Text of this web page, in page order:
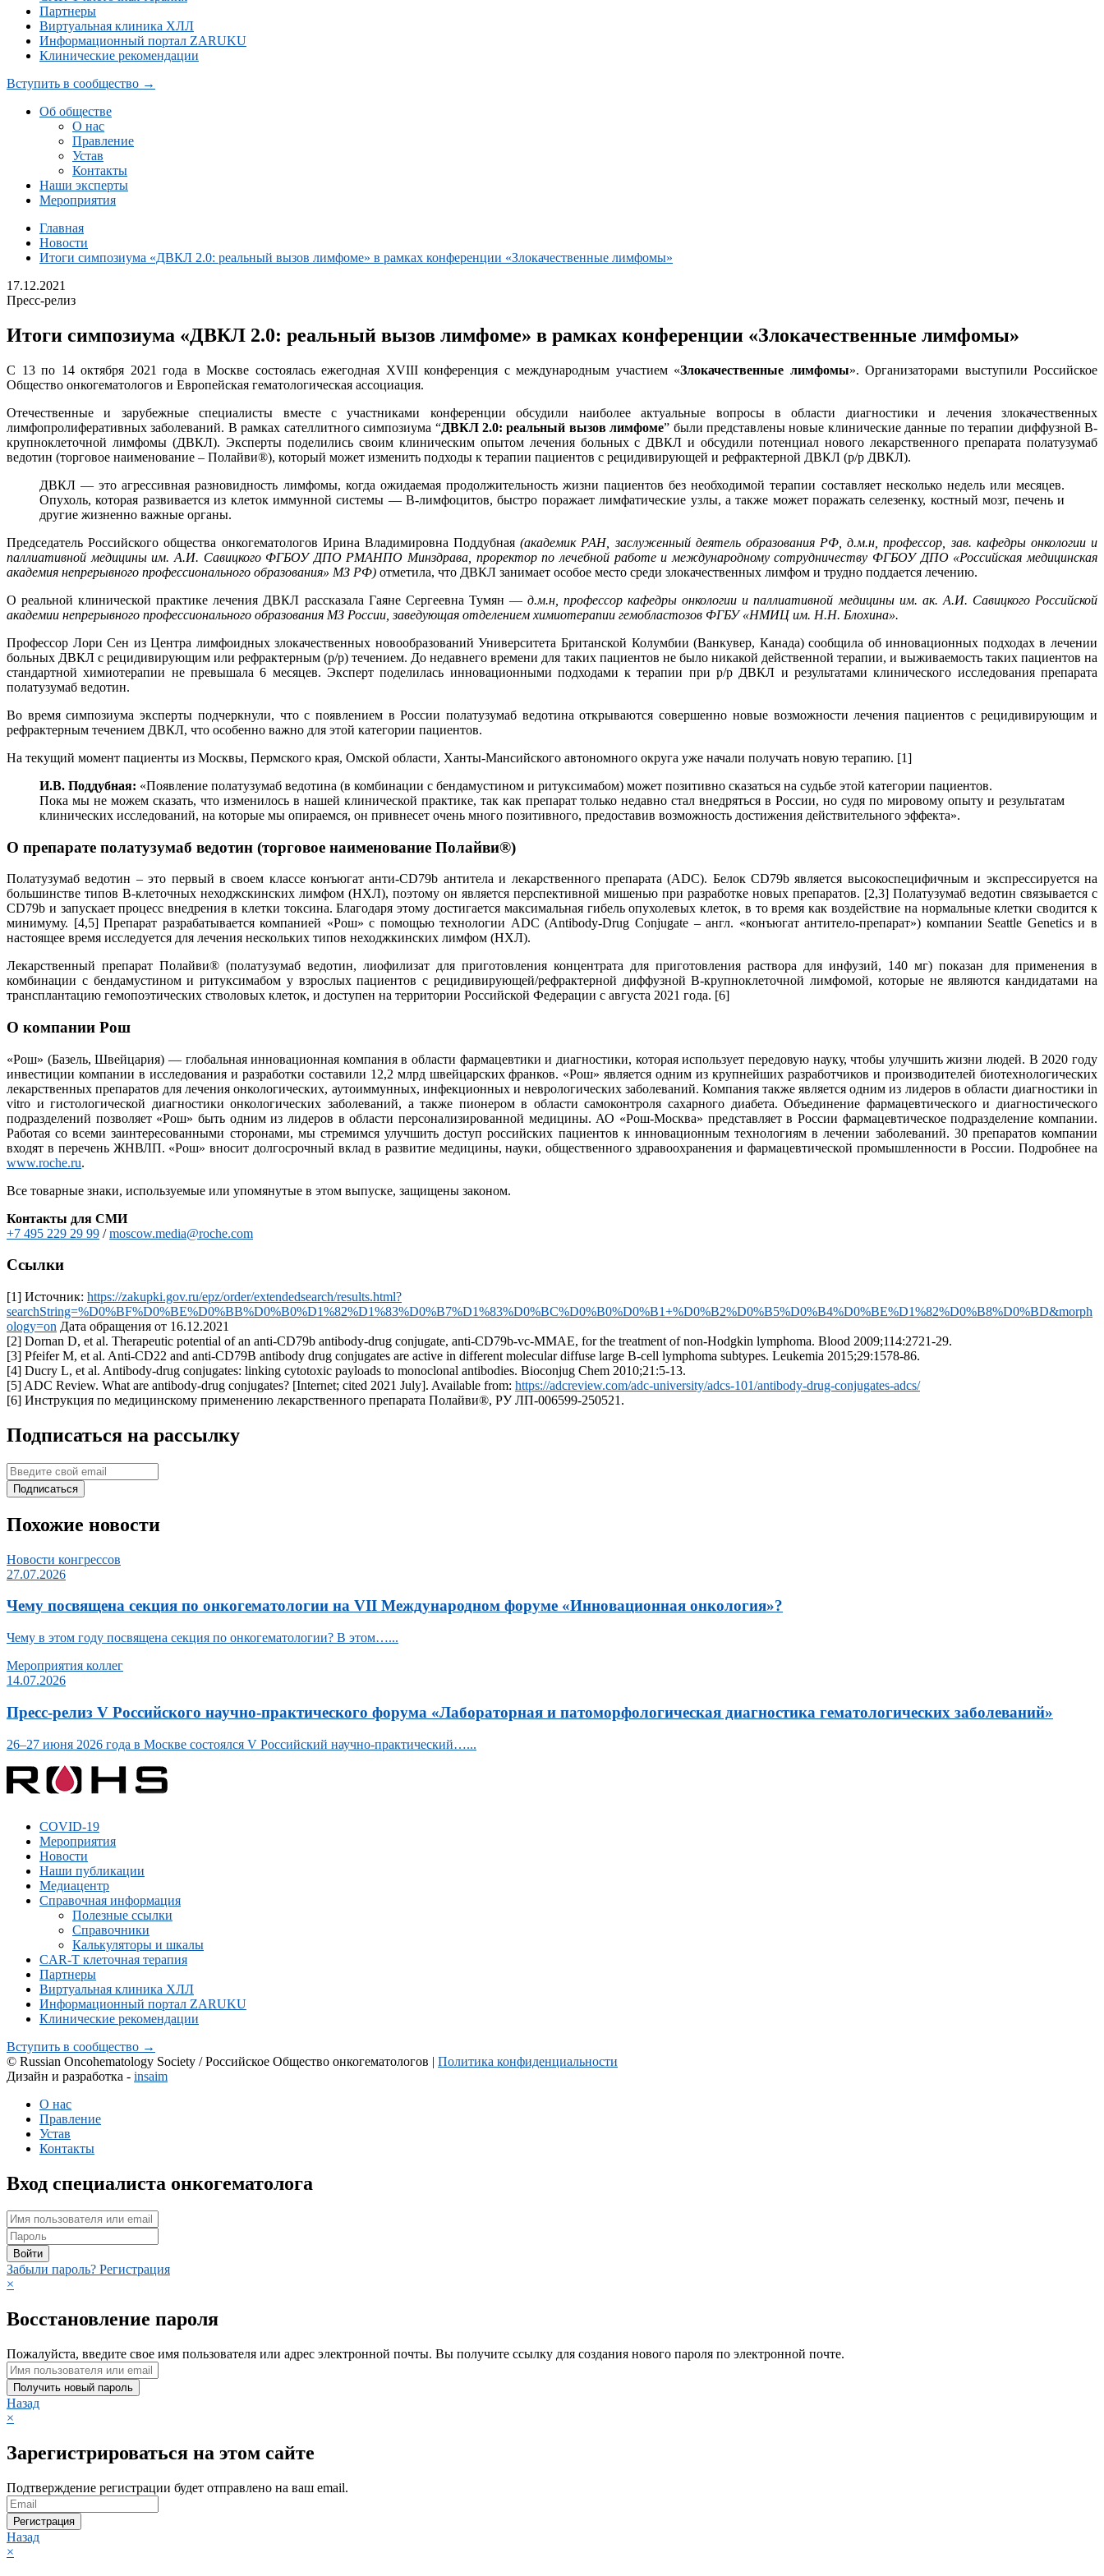
Партнеры
Виртуальная клиника ХЛЛ
Информационный портал ZARUKU
Клинические рекомендации
Вступить в сообщество →
Об обществе
О нас
Правление
Устав
Контакты
Наши эксперты
Мероприятия
Главная
Новости
Итоги симпозиума «ДВКЛ 2.0: реальный вызов лимфоме» в рамках конференции «Злокачественные лимфомы»
17.12.2021
Пресс-релиз
Итоги симпозиума «ДВКЛ 2.0: реальный вызов лимфоме» в рамках конференции «Злокачественные лимфомы»
С 13 по 14 октября 2021 года в Москве состоялась ежегодная XVIII конференция с международным участием «Злокачественные лимфомы». Организаторами выступили Российское
Общество онкогематологов и Европейская гематологическая ассоциация.
Отечественные и зарубежные специалисты вместе с участниками конференции обсудили наиболее актуальные вопросы в области диагностики и лечения злокачественных
лимфопролиферативных заболеваний. В рамках сателлитного симпозиума “ДВКЛ 2.0: реальный вызов лимфоме” были представлены новые клинические данные по терапии диффузной В-
крупноклеточной лимфомы (ДВКЛ). Эксперты поделились своим клиническим опытом лечения больных с ДВКЛ и обсудили потенциал нового лекарственного препарата полатузумаб
ведотин (торговое наименование – Полайви®), который может изменить подходы к терапии пациентов с рецидивирующей и рефрактерной ДВКЛ (р/р ДВКЛ).
ДВКЛ — это агрессивная разновидность лимфомы, когда ожидаемая продолжительность жизни пациентов без необходимой терапии составляет несколько недель или месяцев.
Опухоль, которая развивается из клеток иммунной системы — B-лимфоцитов, быстро поражает лимфатические узлы, а также может поражать селезенку, костный мозг, печень и
другие жизненно важные органы.
Председатель Российского общества онкогематологов Ирина Владимировна Поддубная(академик РАН, заслуженный деятель образования РФ, д.м.н, профессор, зав. кафедры онкологии и
паллиативной медицины им. А.И. Савицкого ФГБОУ ДПО РМАНПО Минздрава, проректор по лечебной работе и международному сотрудничеству ФГБОУ ДПО «Российская медицинская
академия непрерывного профессионального образования» МЗ РФ) отметила, что ДВКЛ занимает особое место среди злокачественных лимфом и трудно поддается лечению.
О реальной клинической практике лечения ДВКЛ рассказала Гаяне Сергеевна Тумян — д.м.н, профессор кафедры онкологии и паллиативной медицины им. ак. А.И. Савицкого Российской
академии непрерывного профессионального образования МЗ России, заведующая отделением химиотерапии гемобластозов ФГБУ «НМИЦ им. Н.Н. Блохина».
Профессор Лори Сен из Центра лимфоидных злокачественных новообразований Университета Британской Колумбии (Ванкувер, Канада) сообщила об инновационных подходах в лечении
больных ДВКЛ с рецидивирующим или рефрактерным (р/р) течением. До недавнего времени для таких пациентов не было никакой действенной терапии, и выживаемость таких пациентов на
стандартной химиотерапии не превышала 6 месяцев. Эксперт поделилась инновационными подходами к терапии при р/р ДВКЛ и результатами клинического исследования препарата
полатузумаб ведотин.
Во время симпозиума эксперты подчеркнули, что с появлением в России полатузумаб ведотина открываются совершенно новые возможности лечения пациентов с рецидивирующим и
рефрактерным течением ДВКЛ, что особенно важно для этой категории пациентов.
На текущий момент пациенты из Москвы, Пермского края, Омской области, Ханты-Мансийского автономного округа уже начали получать новую терапию. [1]
И.В. Поддубная: «Появление полатузумаб ведотина (в комбинации с бендамустином и ритуксимабом) может позитивно сказаться на судьбе этой категории пациентов.
Пока мы не можем сказать, что изменилось в нашей клинической практике, так как препарат только недавно стал внедряться в России, но судя по мировому опыту и результатам
клинических исследований, на которые мы опираемся, он привнесет очень много позитивного, предоставив возможность достижения действительного эффекта».
О препарате полатузумаб ведотин (торговое наименование Полайви®)
Полатузумаб ведотин – это первый в своем классе конъюгат анти-CD79b антитела и лекарственного препарата (ADC). Белок CD79b является высокоспецифичным и экспрессируется на
большинстве типов B-клеточных неходжскинских лимфом (НХЛ), поэтому он является перспективной мишенью при разработке новых препаратов. [2,3] Полатузумаб ведотин связывается с
CD79b и запускает процесс внедрения в клетки токсина. Благодаря этому достигается максимальная гибель опухолевых клеток, в то время как воздействие на нормальные клетки сводится к
минимуму. [4,5] Препарат разрабатывается компанией «Рош» с помощью технологии ADC (Antibody-Drug Conjugate – англ. «конъюгат антитело-препарат») компании Seattle Genetics и в
настоящее время исследуется для лечения нескольких типов неходжкинских лимфом (НХЛ).
Лекарственный препарат Полайви® (полатузумаб ведотин, лиофилизат для приготовления концентрата для приготовления раствора для инфузий, 140 мг) показан для применения в
комбинации с бендамустином и ритуксимабом у взрослых пациентов с рецидивирующей/рефрактерной диффузной В-крупноклеточной лимфомой, которые не являются кандидатами на
трансплантацию гемопоэтических стволовых клеток, и доступен на территории Российской Федерации с августа 2021 года. [6]
О компании Рош
«Рош» (Базель, Швейцария) — глобальная инновационная компания в области фармацевтики и диагностики, которая использует передовую науку, чтобы улучшить жизни людей. В 2020 году
инвестиции компании в исследования и разработки составили 12,2 млрд швейцарских франков. «Рош» является одним из крупнейших разработчиков и производителей биотехнологических
лекарственных препаратов для лечения онкологических, аутоиммунных, инфекционных и неврологических заболеваний. Компания также является одним из лидеров в области диагностики in
vitro и гистологической диагностики онкологических заболеваний, а также пионером в области самоконтроля сахарного диабета. Объединение фармацевтического и диагностического
подразделений позволяет «Рош» быть одним из лидеров в области персонализированной медицины. АО «Рош-Москва» представляет в России фармацевтическое подразделение компании.
Работая со всеми заинтересованными сторонами, мы стремимся улучшить доступ российских пациентов к инновационным технологиям в лечении заболеваний. 30 препаратов компании
входят в перечень ЖНВЛП. «Рош» вносит долгосрочный вклад в развитие медицины, науки, общественного здравоохранения и фармацевтической промышленности в России. Подробнее на
www.roche.ru.
Все товарные знаки, используемые или упомянутые в этом выпуске, защищены законом.
Контакты для СМИ
+7 495 229 29 99 /moscow.media@roche.com
Ссылки
[1] Источник: https://zakupki.gov.ru/epz/order/extendedsearch/results.html?
searchString=%D0%BF%D0%BE%D0%BB%D0%B0%D1%82%D1%83%D0%B7%D1%83%D0%BC%D0%B0%D0%B1+%D0%B2%D0%B5%D0%B4%D0%BE%D1%82%D0%B8%D0%BD&morph
ology=on Дата обращения от 16.12.2021
[2] Dornan D, et al. Therapeutic potential of an anti-CD79b antibody-drug conjugate, anti-CD79b-vc-MMAE, for the treatment of non-Hodgkin lymphoma. Blood 2009;114:2721-29.
[3] Pfeifer M, et al. Anti-CD22 and anti-CD79B antibody drug conjugates are active in different molecular diffuse large B-cell lymphoma subtypes. Leukemia 2015;29:1578-86.
[4] Ducry L, et al. Antibody-drug conjugates: linking cytotoxic payloads to monoclonal antibodies. Bioconjug Chem 2010;21:5-13.
[5] ADC Review. What are antibody-drug conjugates? [Internet; cited 2021 July]. Available from: https://adcreview.com/adc-university/adcs-101/antibody-drug-conjugates-adcs/
[6] Инструкция по медицинскому применению лекарственного препарата Полайви®, РУ ЛП-006599-250521.
Подписаться на рассылку
Подписаться
Похожие новости
Новости конгрессов
27.07.2026
Чему посвящена секция по онкогематологии на VII Международном форуме «Инновационная онкология»?
Чему в этом году посвящена секция по онкогематологии? В этом…...
Мероприятия коллег
14.07.2026
Пресс-релиз V Российского научно-практического форума «Лабораторная и патоморфологическая диагностика гематологических заболеваний»
26–27 июня 2026 года в Москве состоялся V Российский научно-практический…...
COVID-19
Мероприятия
Новости
Наши публикации
Медиацентр
Справочная информация
Полезные ссылки
Справочники
Калькуляторы и шкалы
CAR-Т клеточная терапия
Партнеры
Виртуальная клиника ХЛЛ
Информационный портал ZARUKU
Клинические рекомендации
Вступить в сообщество →
© Russian Oncohematology Society / Российское Общество онкогематологов | Политика конфиденциальности
Дизайн и разработка - insaim
О нас
Правление
Устав
Контакты
Вход специалиста онкогематолога
Войти
Забыли пароль? Регистрация
×
Восстановление пароля
Пожалуйста, введите свое имя пользователя или адрес электронной почты. Вы получите ссылку для создания нового пароля по электронной почте.
Получить новый пароль
Назад
×
Зарегистрироваться на этом сайте
Подтверждение регистрации будет отправлено на ваш email.
Регистрация
Назад
×